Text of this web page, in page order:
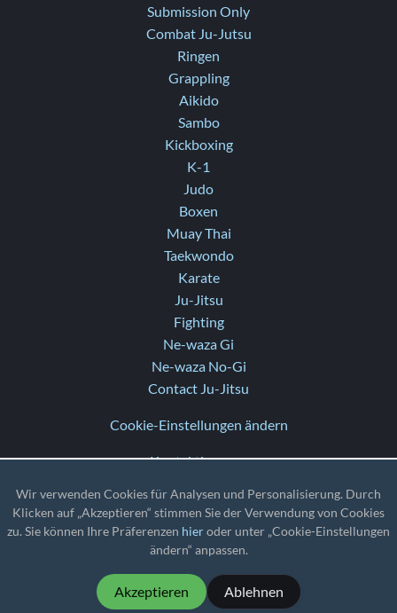
Wir verwenden Cookies für Analysen und Personalisierung. Durch
Klicken auf „Akzeptieren“ stimmen Sie der Verwendung von Cookies
zu. Sie können Ihre Präferenzen hieroder unter „Cookie-Einstellungen
ändern“ anpassen.
Akzeptieren Ablehnen
Submission Only
Combat Ju-Jutsu
Ringen
Grappling
Aikido
Sambo
Kickboxing
K-1
Judo
Boxen
Muay Thai
Taekwondo
Karate
Ju-Jitsu
Fighting
Ne-waza Gi
Ne-waza No-Gi
Contact Ju-Jitsu
Cookie-Einstellungen ändern
Kontaktiere uns
Versionshinweise
TZ: UTC